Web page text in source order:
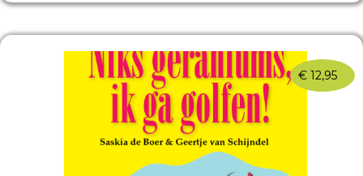
€ 12,95